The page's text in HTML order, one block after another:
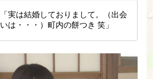
「実は結婚しておりまして。（出会
いは・・・）町内の餅つき 笑」